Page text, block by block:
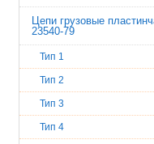
Цепи грузовые
23540-79
Тип 1
Тип 2
Тип 3
Тип 4